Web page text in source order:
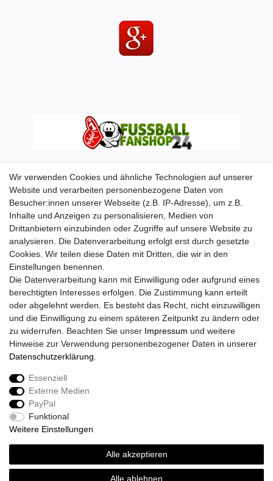
Widerrufs­recht
Wir verwenden Cookies und ähnliche Technologien auf unserer
Website und verarbeiten personenbezogene Daten von
Besucher:innen unserer Webseite (z.B. IP-Adresse), um z.B.
Inhalte und Anzeigen zu personalisieren, Medien von
Drittanbietern einzubinden oder Zugriffe auf unsere Website zu
analysieren. Die Datenverarbeitung erfolgt erst durch gesetzte
Cookies. Wir teilen diese Daten mit Dritten, die wir in den
Einstellungen benennen.
Die Datenverarbeitung kann mit Einwilligung oder aufgrund eines
berechtigten Interesses erfolgen. Die Zustimmung kann erteilt
oder abgelehnt werden. Es besteht das Recht, nicht einzuwilligen
und die Einwilligung zu einem späteren Zeitpunkt zu ändern oder
zu widerrufen. Beachten Sie unser Impressum und weitere
Hinweise zur Verwendung personenbezogener Daten in unserer
Daten­schutz­erklärung
Essenziell
Externe Medien
PayPal
Funktional
Weitere Einstellungen
Alle akzeptieren
Alle ablehnen